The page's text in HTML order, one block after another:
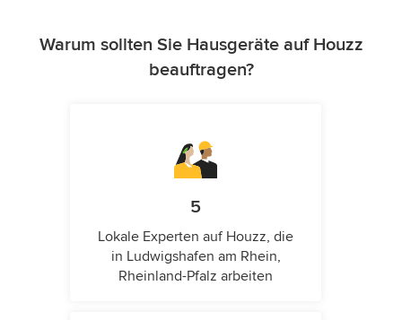
Warum sollten Sie Hausgeräte auf Houzz
beauftragen?
5
Lokale Experten auf Houzz, die
in Ludwigshafen am Rhein,
Rheinland-Pfalz arbeiten